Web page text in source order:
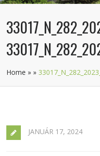
Home » »
JANUÁR 17, 2024